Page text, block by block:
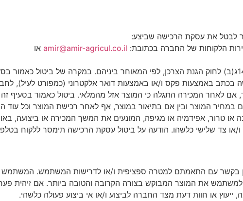
לבטל את עסקת הרכישה שביצע:
הלקוחות של החברה בכתובת:
amir@amir-agricul.co.il או
ג(ב) לחוק הגנת הצרכן, לפי המאוחר ביניהם. במקרה של ביטול כאמור
בכתב באמצעות פקס ו/או באמצעות דואר אלקטרוני (כמפורט לעיל),
, אם לאחר המכירה התגלה כי המוצר אזל מהמלאי. ביטול כאמור בסעיף זה
במחיר המוצר ובין אם בתיאור במוצר, אף לאחר רכישת המוצר וכל עוד
או טרור, אפידמיה או מגיפה, המונעים את המשך המכירה או ביצועה,
ו/או צד שלישי כלשהו. הודעה על ביטול עסקת הרכישה תימסר ללקוח
בקשר עם התאמתם למטרה ספציפית ו/או לדרישות המשתמש. המשתמש
למשתמש את המוצר המבוקש בצורה הקרובה והטובה ביותר. אם זיהית
, ייעוץ או חוות דעת מצד החברה לביצוע ו/או אי ביצוע פעולה כלשהי.